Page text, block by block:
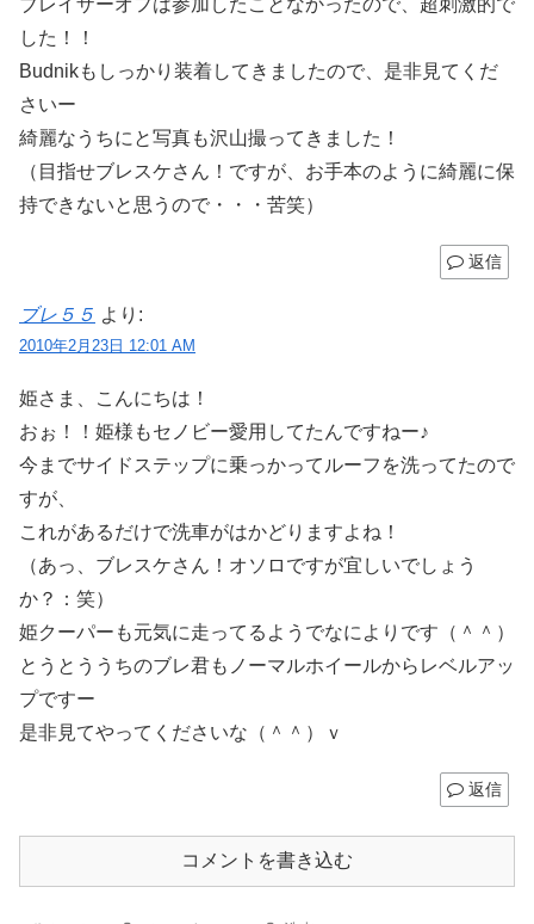
した！！
Budnikもしっかり装着してきましたので、是非見てくだ
さいー
綺麗なうちにと写真も沢山撮ってきました！
（目指せブレスケさん！ですが、お手本のように綺麗に保
持できないと思うので・・・苦笑）
返信
ブレ５５ より:
2010年2月23日 12:01 AM
姫さま、こんにちは！
おぉ！！姫様もセノビー愛用してたんですねー♪
今までサイドステップに乗っかってルーフを洗ってたので
すが、
これがあるだけで洗車がはかどりますよね！
（あっ、ブレスケさん！オソロですが宜しいでしょう
か？：笑）
姫クーパーも元気に走ってるようでなによりです（＾＾）
とうとううちのブレ君もノーマルホイールからレベルアッ
プですー
是非見てやってくださいな（＾＾）ｖ
返信
コメントを書き込む